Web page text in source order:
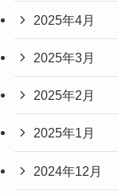
2025年4月
2025年3月
2025年2月
2025年1月
2024年12月